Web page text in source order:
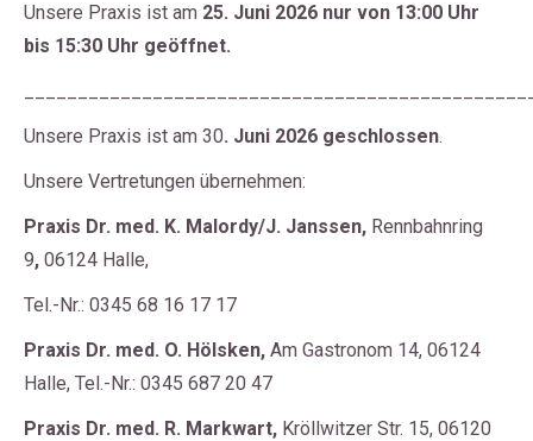
Unsere Praxis ist am 25. Juni 2026 nur von 13:00 Uhr
bis 15:30 Uhr geöffnet.
Unsere Praxis ist am 30. Juni 2026 geschlossen.
Unsere Vertretungen übernehmen:
Praxis Dr. med. K. Malordy/J. Janssen, Rennbahnring
9, 06124 Halle,
Tel.-Nr.: 0345 68 16 17 17
Praxis Dr. med. O. Hölsken, Am Gastronom 14, 06124
Halle, Tel.-Nr.: 0345 687 20 47
Praxis Dr. med. R. Markwart, Kröllwitzer Str. 15, 06120